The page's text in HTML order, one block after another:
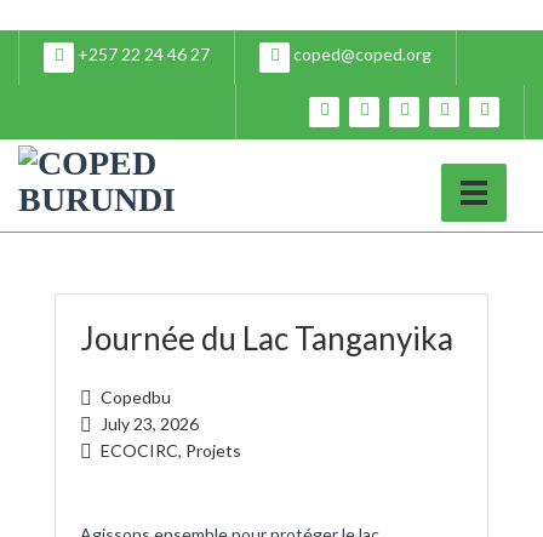
+257 22 24 46 27 coped@coped.org
Journée du Lac Tanganyika
Copedbu
July 23, 2026
ECOCIRC, Projets